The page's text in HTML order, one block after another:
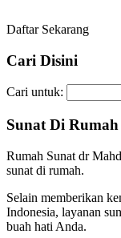
Daftar Sekarang
Cari Disini
Cari untuk:
Sunat Di Rumah
Rumah Sunat dr
sunat di rumah.
Selain memberikan
Indonesia, layanan
buah hati Anda.